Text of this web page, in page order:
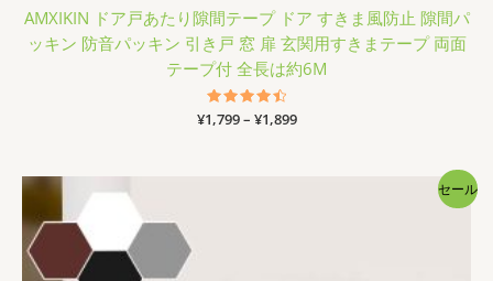
AMXIKIN ドア戸あたり隙間テープ ドア すきま風防止 隙間パ
ッキン 防音パッキン 引き戸 窓 扉 玄関用すきまテープ 両面
テープ付 全長は約6M
5段階中
4.60
¥1,799– ¥1,899価
セール